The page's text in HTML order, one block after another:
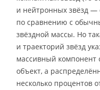
и нейтронных звёзд —
по сравнению с
звёздной массы. Но
и траекторий звёзд
массивный
объект, а
несколько процентов